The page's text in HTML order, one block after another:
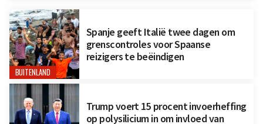
BUITENLAND
Spanje geeft Italië twee dagen om
grenscontroles voor Spaanse
reizigers te beëindigen
Trump voert 15 procent invoerheffing
op polysilicium in om invloed van